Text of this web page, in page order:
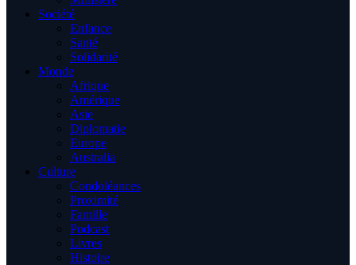
Société
Enfance
Santé
Solidarité
Monde
Afrique
Amérique
Asie
Diplomatie
Europe
Australia
Culture
Condoléances
Proximité
Famille
Podcast
Livres
Histoire